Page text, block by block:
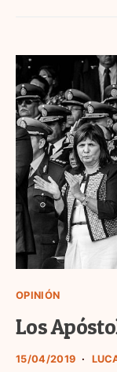
OPINIÓN
Los
15/04/2019